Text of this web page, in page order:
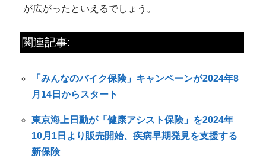
が広がったといえるでしょう。
関連記事:
「みんなのバイク保険」キャンペーンが2024年8
月14日からスタート
東京海上日動が「健康アシスト保険」を2024年
10月1日より販売開始、疾病早期発見を支援する
新保険